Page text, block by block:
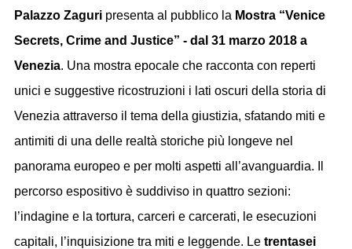
Palazzo Zaguripresenta al pubblico la Mostra “Venice
Secrets, Crime and Justice” - dal 31 marzo 2018 a
Venezia. Una mostra epocale che racconta con reperti
unici e suggestive ricostruzioni i lati oscuri della storia di
Venezia attraverso il tema della giustizia, sfatando miti e
antimiti di una delle realtà storiche più longeve nel
panorama europeo e per molti aspetti all’avanguardia. Il
percorso espositivo è suddiviso in quattro sezioni:
l’indagine e la tortura, carceri e carcerati, le esecuzioni
capitali, l’inquisizione tra miti e leggende. Letrentasei